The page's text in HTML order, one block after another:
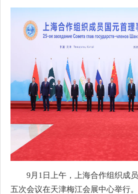
9月1日上午，上海合作组织成
五次会议在天津梅江会展中心举行